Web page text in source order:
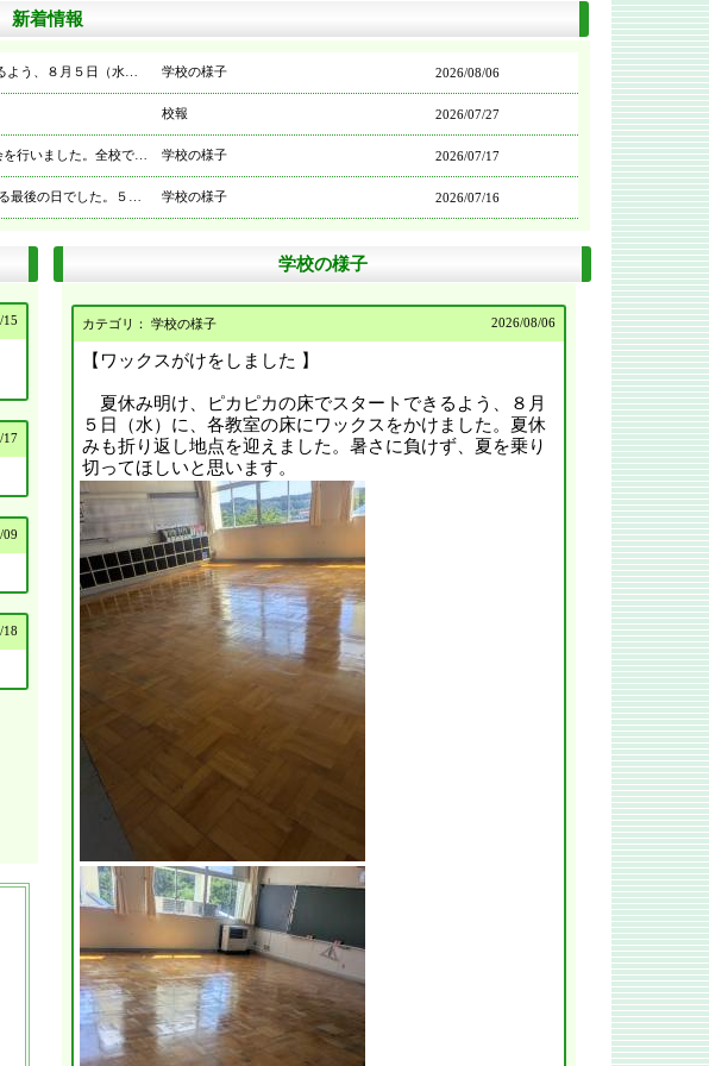
新着情報
学校の様子 2026/08/06
校報 2026/07/27
学校の様子 2026/07/17
学校の様子 2026/07/16
【ＩＣＴサポート講習会を行いました】 ７月１４日（火）に、秋田市教育委員会主催の教職員を対象としたＩＣＴサポート講習会を実施しました。「Canvaの活用方法」や「生成ＡＩの活用」、「情報インシデントへの対応」などについて、体験を交え、学びました。 学校の様子 2026/07/16
【３・４年がボール運動にチャレンジ】 ７月１３日（月）の昼休みに、３・４年生がドッジボールやバスケットボールなどをして楽しみました。運動委員が見守る中、それぞれが自分のやりたいボール運動を選び、時間いっぱい楽しむ様子が見られました。 学校の様子 07/13
【４年生が校外学習に出かけました】 ７月９日（木）に４年生が社会科の学習で、秋田市総合環境センターと秋田市仁井田浄水場に校外学習に行ってきました。総合環境センターでは、大きなクレーンを見せていただいたり、ごみ処理の仕組みについて学んだりしてきました。秋田市南部市民センター（なんぴあ）でお弁当を食べ、午後からは秋田市仁井田浄水場を見学しました。沈殿池を見学したり、水の学習館で見たり、触ったりして、楽しく学習してきました。 学校の様子
【２年生・５年生・わかば学級が授業参観を行いました】 ７月１０日（金）に授業参観を行いました。２年生は親子レクリエーションで「じゃんけんサッカー」「ボールリレー」「おわらいライブ」をやりました。非常に暑い中での活動でしたが、レクリエーションもかなり盛り上がりました。５年生は国語科で「盛夏の句会」を開きました。子どもたちが詠んだ俳句をみんなで鑑賞したり、保護者の方からお気に入りの句に投票してもらったりするなど、楽しい句会となりました。わかば学級は調理実習を行いました。おくらやほうれん草をゆでて試食しました。暑い中での授業参観でしたがたくさんの方に参観いただき、ありがとうございました。 学校の様子 2026/07/10
【ボール運動に親しんでいます】 ７月７日（火）から、運動委員会主催のボール週間が始まりました。７月９日（木）は、１・２年生が体育館でキャッチボールやドッジボールなどを楽しみました。運動委員の皆さんが低学年の児童のサポートをしてくれたおかげで、楽しい時間を過ごすことができました。 学校の様子 2026/ 07/09
15
17
09
18
学校の様子
カテゴリ： 学校の様子 2026/08/06
【ワックスがけをしました 】
夏休み明け、ピカピカの床でスタートできるよう、８月
５日（水）に、各教室の床にワックスをかけました。夏休
みも折り返し地点を迎えました。暑さに負けず、夏を乗り
切ってほしいと思います。